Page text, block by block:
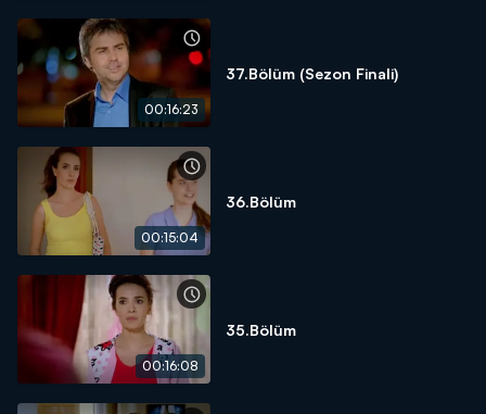
00:16:23
37.Bölüm (Sezon Finali)
00:15:04
36.Bölüm
00:16:08
35.Bölüm